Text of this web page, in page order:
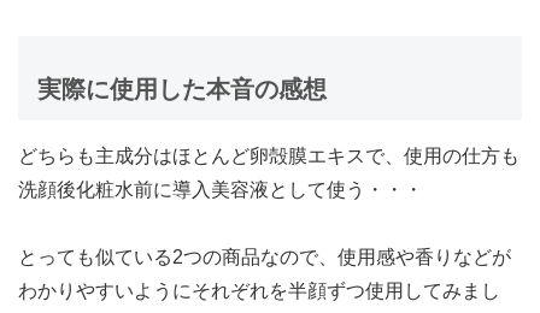
実際に使用した本音の感想
どちらも主成分はほとんど卵殻膜エキスで、使用の仕方も
洗顔後化粧水前に導入美容液として使う・・・
とっても似ている2つの商品なので、使用感や香りなどが
わかりやすいようにそれぞれを半顔ずつ使用してみまし